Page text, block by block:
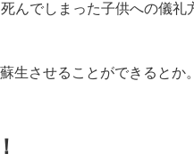
んでしまった子供への儀礼
生させることができるとか。